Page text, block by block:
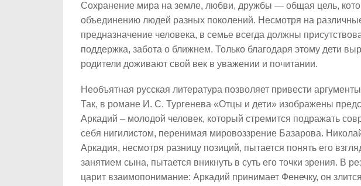
Сохранение мира на земле, любви, дружбы — общая цель,
объединению людей разных поколений. Несмотря на
предназначение человека, в семье всегда должны
поддержка, забота о ближнем. Только благодаря этому дети
родители доживают свой век в уважении и почитании.
Необъятная русская литература позволяет привести
Так, в романе И. С. Тургенева «Отцы и дети» изображены
Аркадий – молодой человек, который стремится подражать
себя нигилистом, перенимая мировоззрение Базарова.
Аркадия, несмотря разницу позиций, пытается понять его
занятием сына, пытается вникнуть в суть его точки зрения. В
царит взаимопонимание: Аркадий принимает Фенечку, он